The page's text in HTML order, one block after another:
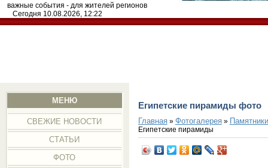
важные события - для жителей регионов
Сегодня 10.08.2026, 12:22
МЕНЮ
СВЕЖИЕ НОВОСТИ
СТАТЬИ
ФОТО
Египетские пирамиды фото
Главная» Фотогалерея»
Египетские пирамиды